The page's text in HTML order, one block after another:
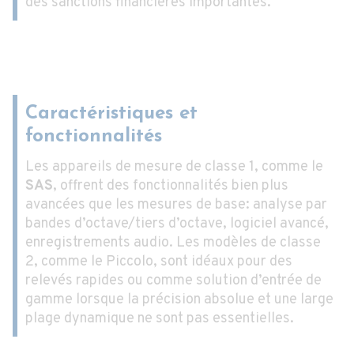
Caractéristiques et
fonctionnalités
Les appareils de mesure de classe 1, comme le
SAS, offrent des fonctionnalités bien plus
avancées que les mesures de base: analyse par
bandes d’octave/tiers d’octave, logiciel avancé,
enregistrements audio. Les modèles de classe
2, comme le Piccolo, sont idéaux pour des
relevés rapides ou comme solution d’entrée de
gamme lorsque la précision absolue et une large
plage dynamique ne sont pas essentielles.